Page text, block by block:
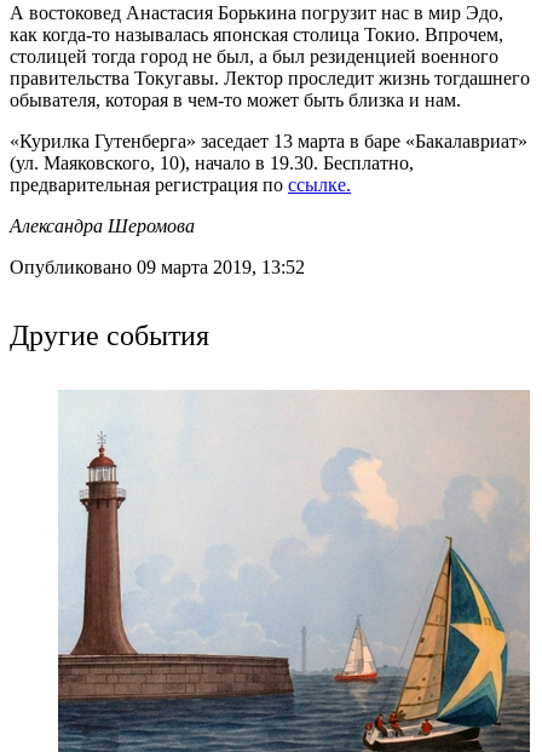
А востоковед Анастасия Борькина погрузит нас в мир Эдо,
как когда-то называлась японская столица Токио. Впрочем,
столицей тогда город не был, а был резиденцией военного
правительства Токугавы. Лектор проследит жизнь тогдашнего
обывателя, которая в чем-то может быть близка и нам.
«Курилка Гутенберга» заседает 13 марта в баре «Бакалавриат»
(ул. Маяковского, 10), начало в 19.30. Бесплатно,
предварительная регистрация по ссылке.
Александра Шеромова
Опубликовано 09 марта 2019, 13:52
Другие события